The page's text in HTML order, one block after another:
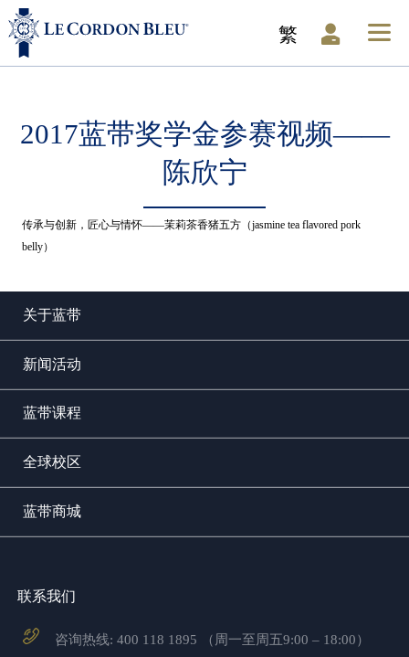
繁
2017蓝带奖学金参赛视频——
陈欣宁
传承与创新，匠心与情怀——茉莉茶香猪五方（jasmine tea flavored pork
belly）
关于蓝带
新闻活动
蓝带课程
全球校区
蓝带商城
联系我们
咨询热线:400 118 1895 （周一至周五9:00 – 18:00）